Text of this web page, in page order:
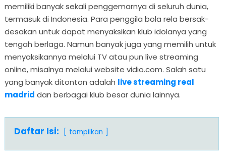
memiliki banyak sekali penggemarnya di seluruh dunia,
termasuk di Indonesia. Para penggila bola rela bersak-
desakan untuk dapat menyaksikan klub idolanya yang
tengah berlaga. Namun banyak juga yang memilih untuk
menyaksikannya melalui TV atau pun live streaming
online, misalnya melalui website vidio.com. Salah satu
yang banyak ditonton adalah live streaming real
madrid dan berbagai klub besar dunia lainnya.
Daftar Isi: tampilkan